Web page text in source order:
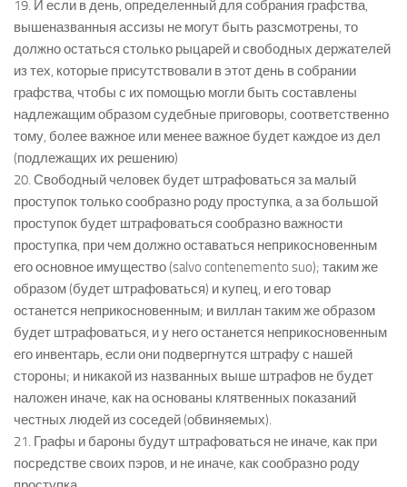
19. И если в день, определенный для собрания графства,
вышеназванныя ассизы не могут быть разсмотрены, то
должно остаться столько рыцарей и свободных держателей
из тех, которые присутствовали в этот день в собрании
графства, чтобы с их помощью могли быть составлены
надлежащим образом судебные приговоры, соответственно
тому, более важное или менее важное будет каждое из дел
(подлежащих их решению)
20. Свободный человек будет штрафоваться за малый
проступок только сообразно роду проступка, а за большой
проступок будет штрафоваться сообразно важности
проступка, при чем должно оставаться неприкосновенным
его основное имущество (salvo contenemento suo); таким же
образом (будет штрафоваться) и купец, и его товар
останется неприкосновенным; и виллан таким же образом
будет штрафоваться, и у него останется неприкосновенным
его инвентарь, если они подвергнутся штрафу с нашей
стороны; и никакой из названных выше штрафов не будет
наложен иначе, как на основаны клятвенных показаний
честных людей из соседей (обвиняемых).
21. Графы и бароны будут штрафоваться не иначе, как при
посредстве своих пэров, и не иначе, как сообразно роду